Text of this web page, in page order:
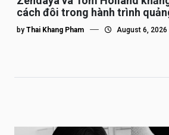
cách đôi trong hành trình
by Thai Khang Pham August 6, 2026